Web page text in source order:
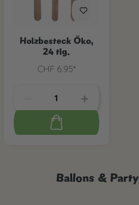
Holzbesteck Öko,
24 tlg.
CHF 6.95*
Ballons &